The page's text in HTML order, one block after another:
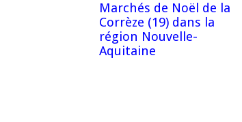
Marchés de Noël de la
Corrèze (19) dans la
région Nouvelle-
Aquitaine